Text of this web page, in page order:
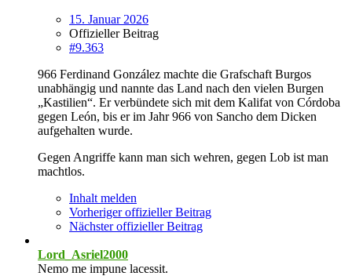
15. Januar 2026
Offizieller Beitrag
#9.363
966 Ferdinand González machte die Grafschaft Burgos
unabhängig und nannte das Land nach den vielen Burgen
„Kastilien“. Er verbündete sich mit dem Kalifat von Córdoba
gegen León, bis er im Jahr 966 von Sancho dem Dicken
aufgehalten wurde.
Gegen Angriffe kann man sich wehren, gegen Lob ist man
machtlos.
Inhalt melden
Vorheriger offizieller Beitrag
Nächster offizieller Beitrag
Lord_Asriel2000
Nemo me impune lacessit.